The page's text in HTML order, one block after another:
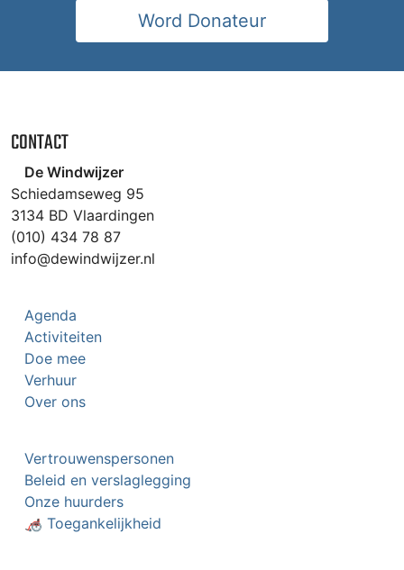
Word Donateur
CONTACT
De Windwijzer
Schiedamseweg 95
3134 BD Vlaardingen
(010) 434 78 87
info@dewindwijzer.nl
Agenda
Activiteiten
Doe mee
Verhuur
Over ons
Vertrouwenspersonen
Beleid en verslaglegging
Onze huurders
🦽 Toegankelijkheid